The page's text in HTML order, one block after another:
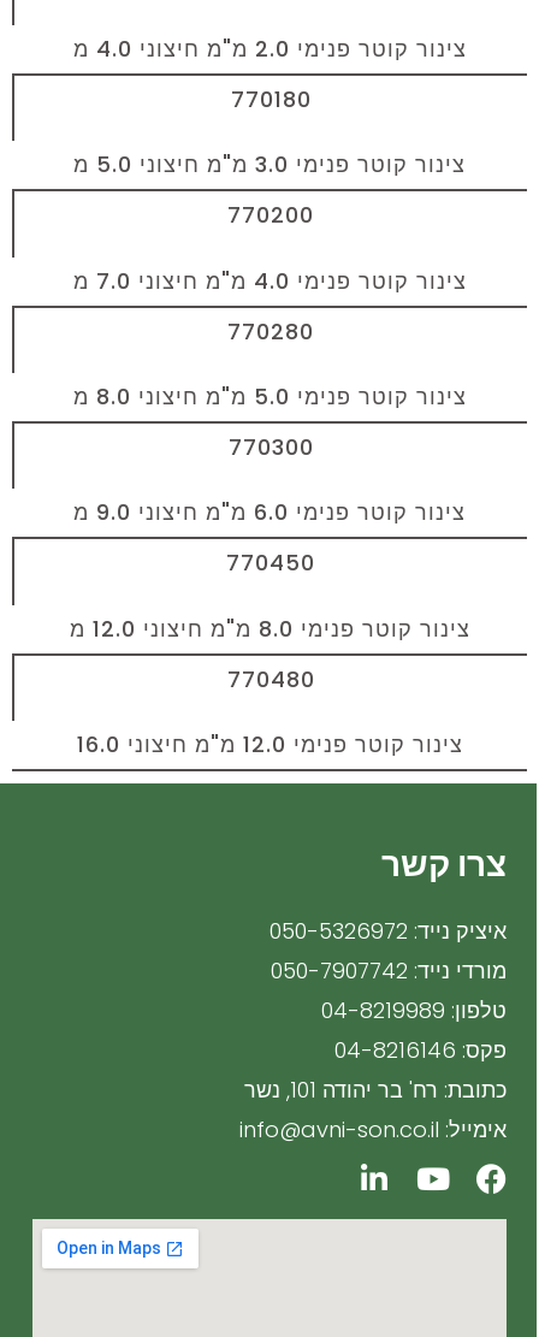
צינור קוטר פנימי 2.0 מ"מ חיצוני 4.0 מ
770180
צינור קוטר פנימי 3.0 מ"מ חיצוני 5.0 מ
770200
צינור קוטר פנימי 4.0 מ"מ חיצוני 7.0 מ
770280
צינור קוטר פנימי 5.0 מ"מ חיצוני 8.0 מ
770300
צינור קוטר פנימי 6.0 מ"מ חיצוני 9.0 מ
770450
צינור קוטר פנימי 8.0 מ"מ חיצוני 12.0 מ
770480
צינור קוטר פנימי 12.0 מ"מ חיצוני 16.0
צרו קשר
איציק נייד: 050-5326972
מורדי נייד: 050-7907742
טלפון: 04-8219989
פקס: 04-8216146
כתובת: רח' בר יהודה 101, נשר
אימייל: info@avni-son.co.il